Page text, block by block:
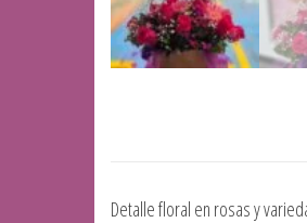
Detalle floral en rosas y